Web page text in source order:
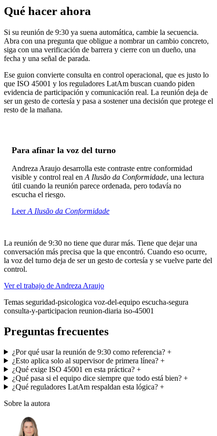
Qué hacer ahora
Si su reunión de 9:30 ya suena automática, cambie la secuencia.
Abra con una pregunta que obligue a nombrar un cambio concreto,
siga con una verificación de barrera y cierre con un dueño, una
fecha y una señal de parada.
Ese guion convierte consulta en control operacional, que es justo lo
que ISO 45001 y los reguladores LatAm buscan cuando piden
evidencia de participación y comunicación real. La reunión deja de
ser un gesto de cortesía y pasa a sostener una decisión que protege el
resto de la mañana.
Para afinar la voz del turno
Andreza Araujo desarrolla este contraste entre conformidad
visible y control real en A Ilusão da Conformidade, una lectura
útil cuando la reunión parece ordenada, pero todavía no
escucha el riesgo.
LeerA Ilusão da Conformidade
La reunión de 9:30 no tiene que durar más. Tiene que dejar una
conversación más precisa que la que encontró. Cuando eso ocurre,
la voz del turno deja de ser un gesto de cortesía y se vuelve parte del
control.
Ver el trabajo de Andreza Araujo
Temas seguridad-psicologica voz-del-equipo escucha-segura
consulta-y-participacion reunion-diaria iso-45001
Preguntas frecuentes
¿Por qué usar la reunión de 9:30 como referencia?+
¿Esto aplica solo al supervisor de primera línea?+
¿Qué exige ISO 45001 en esta práctica?+
¿Qué pasa si el equipo dice siempre que todo está bien?+
¿Qué reguladores LatAm respaldan esta lógica?+
Sobre la autora